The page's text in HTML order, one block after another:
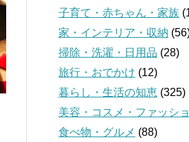
子育て・赤ちゃん・家族
家・インテリア・収納
掃除・洗濯・日用品 (28)
旅行・おでかけ (12)
暮らし・生活の知恵 (325)
美容・コスメ・ファッシ
食べ物・グルメ (88)